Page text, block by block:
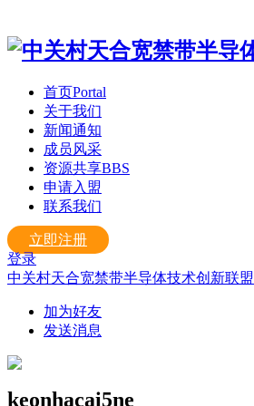
首页Portal
关于我们
新闻通知
成员风采
资源共享BBS
申请入盟
联系我们
立即注册
登录
中关村天合宽禁带半导体技术创新联盟
加为好友
发送消息
keonhacai5ne